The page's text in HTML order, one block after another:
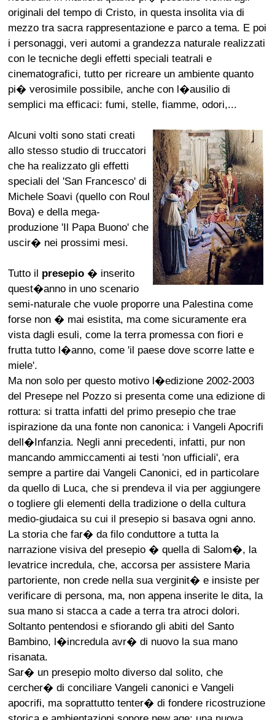
originali del tempo di Cristo, in questa insolita via di
mezzo tra sacra rappresentazione e parco a tema. E poi
i personaggi, veri automi a grandezza naturale realizzati
con le tecniche degli effetti speciali teatrali e
cinematografici, tutto per ricreare un ambiente quanto
pi� verosimile possibile, anche con l�ausilio di
semplici ma efficaci: fumi, stelle, fiamme, odori,...
Alcuni volti sono stati creati
allo stesso studio di truccatori
che ha realizzato gli effetti
speciali del 'San Francesco' di
Michele Soavi (quello con Roul
Bova) e della mega-
produzione 'Il Papa Buono' che
uscir� nei prossimi mesi.
Tutto il presepio � inserito
quest�anno in uno scenario
semi-naturale che vuole proporre una Palestina come
forse non � mai esistita, ma come sicuramente era
vista dagli esuli, come la terra promessa con fiori e
frutta tutto l�anno, come 'il paese dove scorre latte e
miele'.
Ma non solo per questo motivo l�edizione 2002-2003
del Presepe nel Pozzo si presenta come una edizione di
rottura: si tratta infatti del primo presepio che trae
ispirazione da una fonte non canonica: i Vangeli Apocrifi
dell�Infanzia. Negli anni precedenti, infatti, pur non
mancando ammiccamenti ai testi 'non ufficiali', era
sempre a partire dai Vangeli Canonici, ed in particolare
da quello di Luca, che si prendeva il via per aggiungere
o togliere gli elementi della tradizione o della cultura
medio-giudaica su cui il presepio si basava ogni anno.
La storia che far� da filo conduttore a tutta la
narrazione visiva del presepio � quella di Salom�, la
levatrice incredula, che, accorsa per assistere Maria
partoriente, non crede nella sua verginit� e insiste per
verificare di persona, ma, non appena inserite le dita, la
sua mano si stacca a cade a terra tra atroci dolori.
Soltanto pentendosi e sfiorando gli abiti del Santo
Bambino, l�incredula avr� di nuovo la sua mano
risanata.
Sar� un presepio molto diverso dal solito, che
cercher� di conciliare Vangeli canonici e Vangeli
apocrifi, ma soprattutto tenter� di fondere ricostruzione